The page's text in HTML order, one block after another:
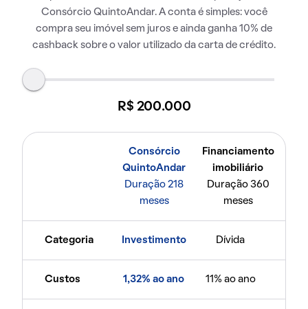
Consórcio QuintoAndar. A conta é simples: você
compra seu imóvel sem juros e ainda ganha 10% de
cashback sobre o valor utilizado da carta de crédito.
R$ 200.000
Consórcio
QuintoAndar
Duração 218
meses
Financiamento
imobiliário
Duração 360
meses
Categoria Investimento Dívida
Custos 1,32% ao ano 11% ao ano